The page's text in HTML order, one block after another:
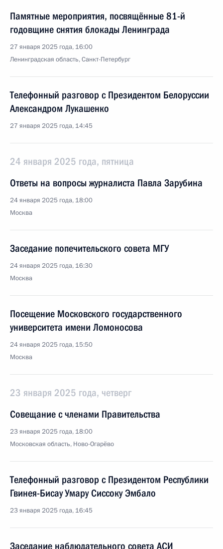
Памятные мероприятия, посвящённые 81-й
годовщине снятия блокады Ленинграда
27 января 2025 года, 16:00
Ленинградская область, Санкт-Петербург
Телефонный разговор с Президентом Белоруссии
Александром Лукашенко
27 января 2025 года, 14:45
24 января 2025 года, пятница
Ответы на вопросы журналиста Павла Зарубина
24 января 2025 года, 18:00
Москва
Заседание попечительского совета МГУ
24 января 2025 года, 16:30
Москва
Посещение Московского государственного
университета имени Ломоносова
24 января 2025 года, 15:50
Москва
23 января 2025 года, четверг
Совещание с членами Правительства
23 января 2025 года, 18:00
Московская область, Ново-Огарёво
Телефонный разговор с Президентом Республики
Гвинея-Бисау Умару Сиссоку Эмбало
23 января 2025 года, 16:45
Заседание наблюдательного совета АСИ